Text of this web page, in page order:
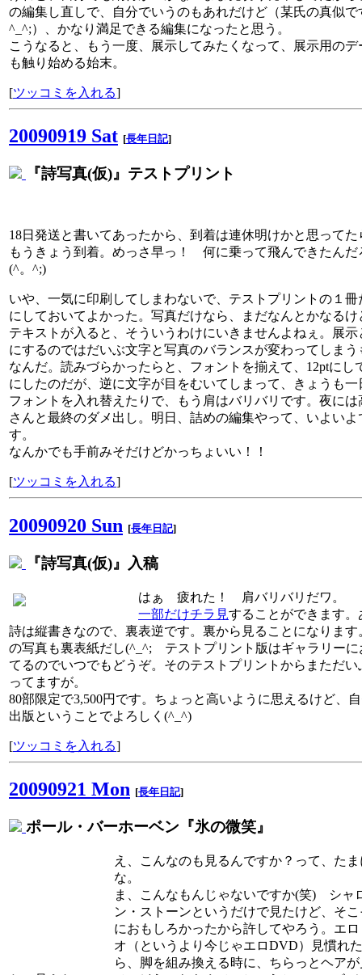
の編集し直しで、自分でいうのもあれだけど（某氏の真似で
^_^;）、かなり満足できる編集になったと思う。
こうなると、もう一度、展示してみたくなって、展示用のデ
も触り始める始末。
[ツッコミを入れる]
20090919 Sat [長年日記]
『詩写真(仮)』テストプリント
18日発送と書いてあったから、到着は連休明けかと思ってた
もうきょう到着。めっさ早っ！ 何に乗って飛んできたんだ
(^。^;)
いや、一気に印刷してしまわないで、テストプリントの１冊
にしておいてよかった。写真だけなら、まだなんとかなるけ
テキストが入ると、そういうわけにいきませんよねぇ。展示
にするのではだいぶ文字と写真のバランスが変わってしまう
なんだ。読みづらかったらと、フォントを揃えて、12ptにし
にしたのだが、逆に文字が目をむいてしまって、きょうも一
フォントを入れ替えたりで、もう肩はバリバリです。夜には
さんと最終のダメ出し。明日、詰めの編集やって、いよいよ
す。
なんかでも手前みそだけどかっちょいい！！
[ツッコミを入れる]
20090920 Sun [長年日記]
『詩写真(仮)』入稿
はぁ 疲れた！ 肩バリバリだワ。
一部だけチラ見することができます。
詩は縦書きなので、裏表逆です。裏から見ることになります
の写真も裏表紙だし(^_^; テストプリント版はギャラリーに
てるのでいつでもどうぞ。そのテストプリントからまただい
ってますが。
80部限定で3,500円です。ちょっと高いように思えるけど、
出版ということでよろしく(^_^)
[ツッコミを入れる]
20090921 Mon [長年日記]
ポール・バーホーベン『氷の微笑』
え、こんなのも見るんですか？って、た
な。
ま、こんなもんじゃないですか(笑) シャ
ン・ストーンというだけで見たけど、そ
におもしろかったから許してやろう。エ
オ（というより今じゃエロDVD）見慣れた
ら、脚を組み換える時に、ちらっとヘア